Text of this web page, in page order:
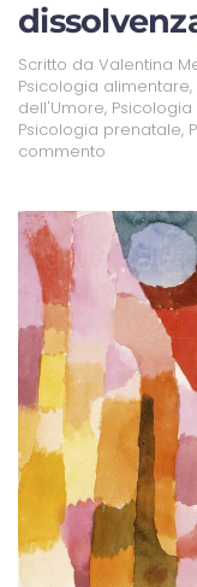
Scritto da Valentina
Psicologia alimentare,
dell'Umore,
Psicologia prenatale,
commento